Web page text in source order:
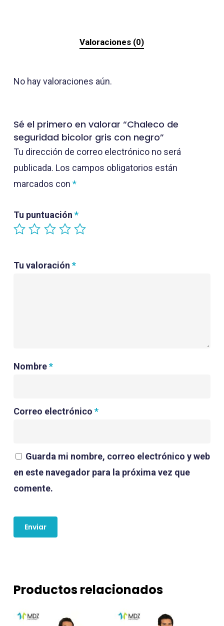
Valoraciones (0)
No hay valoraciones aún.
Sé el primero en valorar “Chaleco de
seguridad bicolor gris con negro”
Tu dirección de correo electrónico no será
publicada. Los campos obligatorios están
marcados con *
Tu puntuación *
Tu valoración *
Nombre*
Correo electrónico *
Guarda mi nombre, correo electrónico y web
en este navegador para la próxima vez que
comente.
Productos relacionados